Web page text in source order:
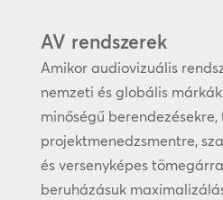
AV rendszerek
Amikor audiovizuális
nemzeti és globális
minőségű
projektmenedzsmentre,
és versenyképes
beruházásuk